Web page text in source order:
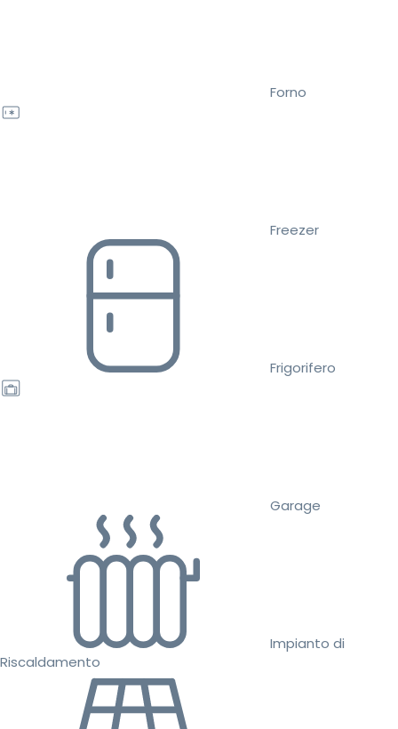
Forno
Freezer
Frigorifero
Garage
Impianto di
Riscaldamento